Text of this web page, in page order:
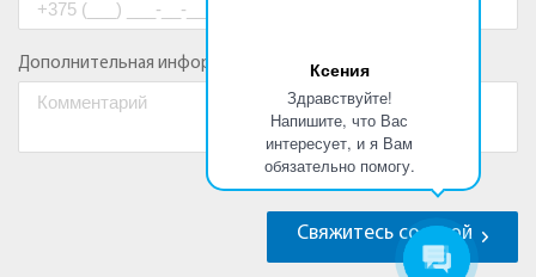
Ксения
Здравствуйте!
Напишите, что Вас
интересует, и я Вам
обязательно помогу.